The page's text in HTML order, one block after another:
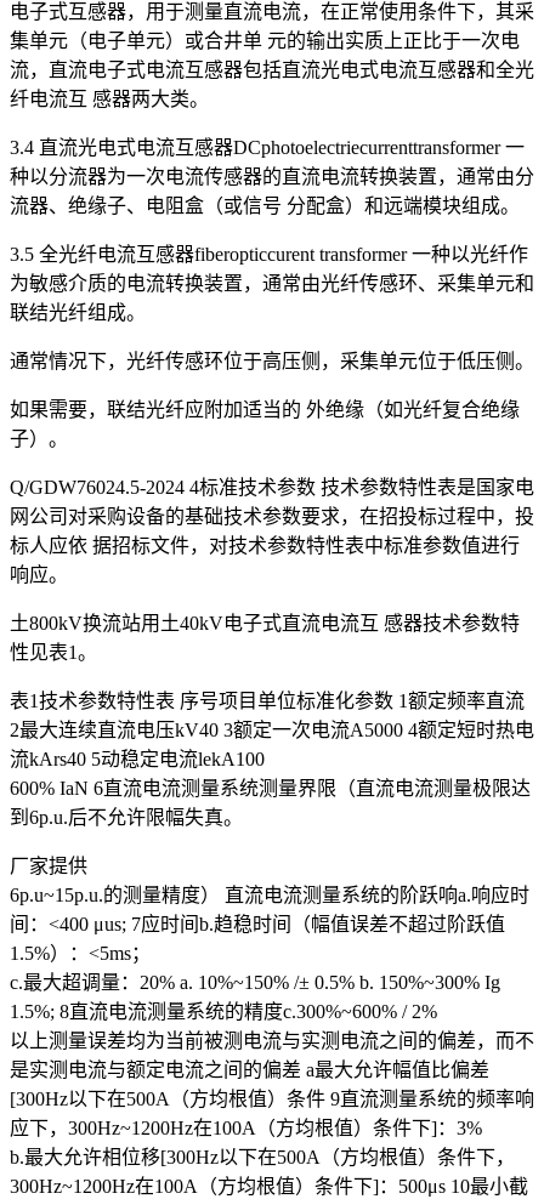
电子式互感器，用于测量直流电流，在正常使用条件下，其采
集单元（电子单元）或合井单 元的输出实质上正比于一次电
流，直流电子式电流互感器包括直流光电式电流互感器和全光
纤电流互 感器两大类。
3.4 直流光电式电流互感器DCphotoelectriecurrenttransformer 一
种以分流器为一次电流传感器的直流电流转换装置，通常由分
流器、绝缘子、电阻盒（或信号 分配盒）和远端模块组成。
3.5 全光纤电流互感器fiberopticcurent transformer 一种以光纤作
为敏感介质的电流转换装置，通常由光纤传感环、采集单元和
联结光纤组成。
通常情况下，光纤传感环位于高压侧，采集单元位于低压侧。
如果需要，联结光纤应附加适当的 外绝缘（如光纤复合绝缘
子）。
Q/GDW76024.5-2024 4标准技术参数 技术参数特性表是国家电
网公司对采购设备的基础技术参数要求，在招投标过程中，投
标人应依 据招标文件，对技术参数特性表中标准参数值进行
响应。
土800kV换流站用土40kV电子式直流电流互 感器技术参数特
性见表1。
表1技术参数特性表 序号项目单位标准化参数 1额定频率直流
2最大连续直流电压kV40 3额定一次电流A5000 4额定短时热电
流kArs40 5动稳定电流lekA100
600% IaN 6直流电流测量系统测量界限（直流电流测量极限达
到6p.u.后不允许限幅失真。
厂家提供
6p.u~15p.u.的测量精度） 直流电流测量系统的阶跃响a.响应时
间：<400 μus; 7应时间b.趋稳时间（幅值误差不超过阶跃值
1.5%）：<5ms；
c.最大超调量：20% a. 10%~150% /± 0.5% b. 150%~300% Ig
1.5%; 8直流电流测量系统的精度c.300%~600% / 2%
以上测量误差均为当前被测电流与实测电流之间的偏差，而不
是实测电流与额定电流之间的偏差 a最大允许幅值比偏差
[300Hz以下在500A（方均根值）条件 9直流测量系统的频率响
应下，300Hz~1200Hz在100A（方均根值）条件下]：3%
b.最大允许相位移[300Hz以下在500A（方均根值）条件下，
300Hz~1200Hz在100A（方均根值）条件下]：500μs 10最小截